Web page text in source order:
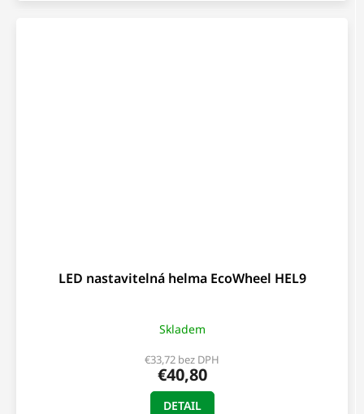
LED nastavitelná helma EcoWheel HEL9
Skladem
€33,72 bez DPH
€40,80
DETAIL